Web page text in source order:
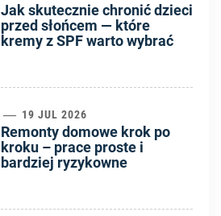
Jak skutecznie chronić dzieci
przed słońcem — które
kremy z SPF warto wybrać
19 JUL 2026
Remonty domowe krok po
kroku – prace proste i
bardziej ryzykowne